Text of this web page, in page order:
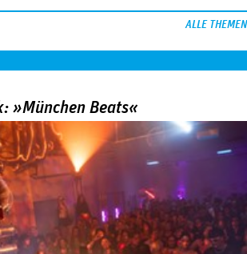
ALLE THEMEN
»München Beats«